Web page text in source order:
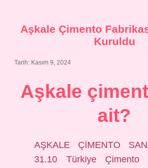
Aşkale Çimento
Kuruldu
Tarih: Kasım 9, 2024
Aşkale
ait?
AŞKALE ÇİMENTO
31.10 Türkiye Çimento